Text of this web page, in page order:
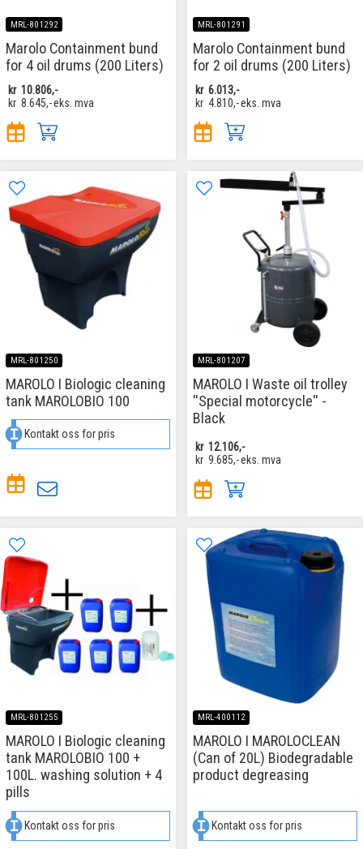
MRL-801292
Marolo Containment bund
for 4 oil drums (200 Liters)
kr 10.806,-
kr 8.645,-eks. mva
MRL-801291
Marolo Containment bund
for 2 oil drums (200 Liters)
kr 6.013,-
kr 4.810,-eks. mva
MRL-801250
MAROLO I Biologic cleaning
tank MAROLOBIO 100
Kontakt oss for pris
MRL-801207
MAROLO I Waste oil trolley
''Special motorcycle'' -
Black
kr 12.106,-
kr 9.685,-eks. mva
MRL-801255
MAROLO I Biologic cleaning
tank MAROLOBIO 100 +
100L. washing solution + 4
pills
Kontakt oss for pris
MRL-400112
MAROLO I MAROLOCLEAN
(Can of 20L) Biodegradable
product degreasing
Kontakt oss for pris